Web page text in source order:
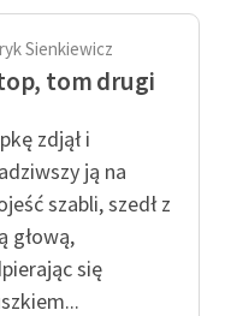
Sienkiewicz
tom drugi
zdjął i
ją na
szabli, szedł z
głową,
się